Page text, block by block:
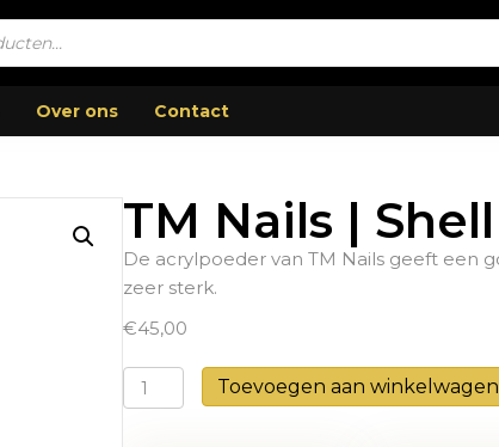
Over ons Contact
TM Nails |
De acrylpoeder van TM Nails geeft een
zeer sterk.
€45,00
TM
Nails
Toevoegen aan winkelwagen